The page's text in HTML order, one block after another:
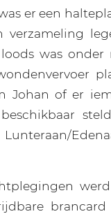
er een
verzameling
was onder
Johan of er
beschikbaar
brancard